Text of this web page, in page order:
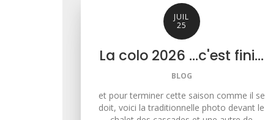
JUIL
25
La colo 2026 ...c'est fini...
BLOG
et pour terminer cette saison comme il se
doit, voici la traditionnelle photo devant le